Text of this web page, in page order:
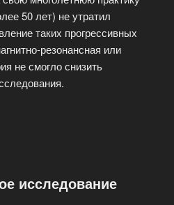
50 лет) не утратил
таких прогрессивных
резонансная или
не смогло снизить
исследование